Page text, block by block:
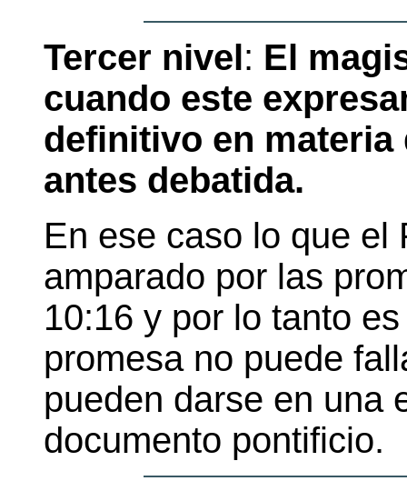
Tercer nivel: El
cuando este
definitivo en materia
antes debatida.
En ese caso lo que el
amparado por las
10:16 y por lo tanto
promesa no puede
pueden darse en una
documento pontificio.